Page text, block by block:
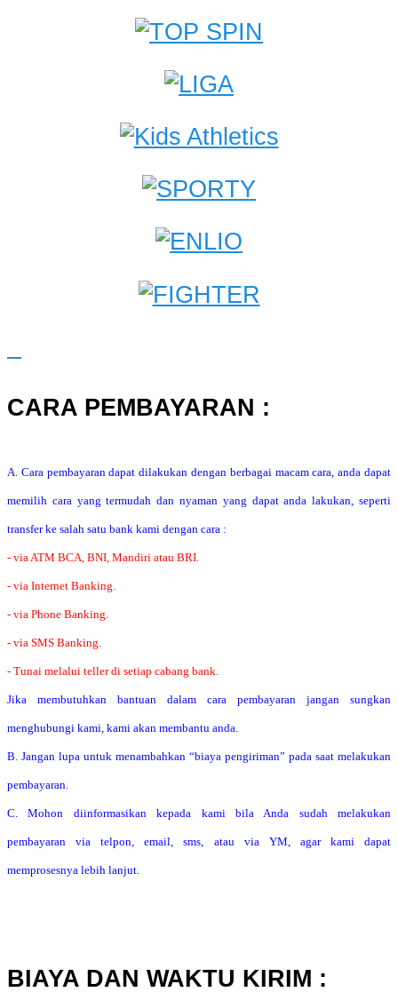
CARA PEMBAYARAN :
A. Cara pembayaran dapat dilakukan dengan berbagai macam cara, anda dapat
memilih cara yang termudah dan nyaman yang dapat anda lakukan, seperti
transfer ke salah satu bank kami dengan cara :
- via ATM BCA, BNI, Mandiri atau BRI.
- via Internet Banking.
- via Phone Banking.
- via SMS Banking.
- Tunai melalui teller di setiap cabang bank.
Jika membutuhkan bantuan dalam cara pembayaran jangan sungkan
menghubungi kami, kami akan membantu anda.
B. Jangan lupa untuk menambahkan “biaya pengiriman” pada saat melakukan
pembayaran.
C. Mohon diinformasikan kepada kami bila Anda sudah melakukan
pembayaran via telpon, email, sms, atau via YM, agar kami dapat
memprosesnya lebih lanjut.
BIAYA DAN WAKTU KIRIM :